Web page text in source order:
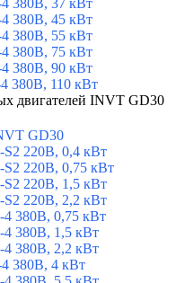
380В, 37 кВт
380В, 45 кВт
380В, 55 кВт
380В, 75 кВт
380В, 90 кВт
380В, 110 кВт
двигателей INVT GD30
GD30
220В, 0,4 кВт
220В, 0,75 кВт
220В, 1,5 кВт
220В, 2,2 кВт
4 380В, 0,75 кВт
4 380В, 1,5 кВт
4 380В, 2,2 кВт
380В, 4 кВт